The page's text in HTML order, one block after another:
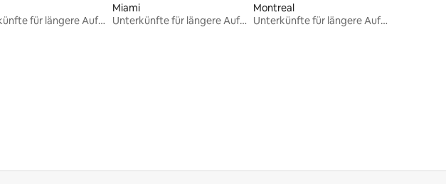
Unterkünfte für längere Aufenthalte
Miami
Unterkünfte für längere Aufenthalte
Montreal
Unterkünfte für längere Aufenthalte